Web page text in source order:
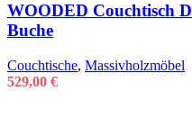
WOODED Couchtisch
Buche
Couchtische, Massivholzmöbel
529,00 €